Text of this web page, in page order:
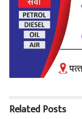
RelatedPosts